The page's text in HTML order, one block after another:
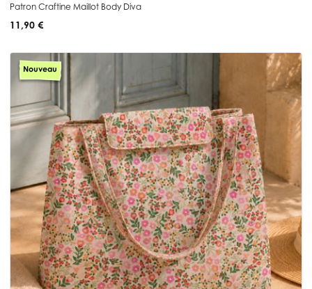
Patron Craftine Maillot Body Diva
11,90 €
Nouveau